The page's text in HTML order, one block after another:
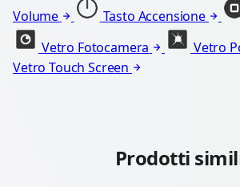
Volume
Tasto Accensione
Vetro Fotocamera
Vetro
Vetro Touch Screen
Prodotti